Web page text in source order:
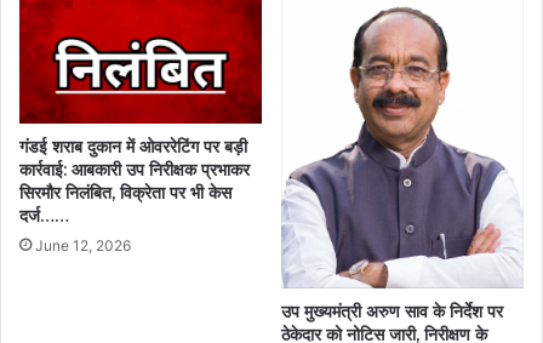
गंडई शराब दुकान में ओवररेटिंग पर बड़ी
कार्रवाई: आबकारी उप निरीक्षक प्रभाकर
सिरमौर निलंबित, विक्रेता पर भी केस
दर्ज……
June 12, 2026
उप मुख्यमंत्री अरुण साव के निर्देश पर
ठेकेदार को नोटिस जारी, निरीक्षण के